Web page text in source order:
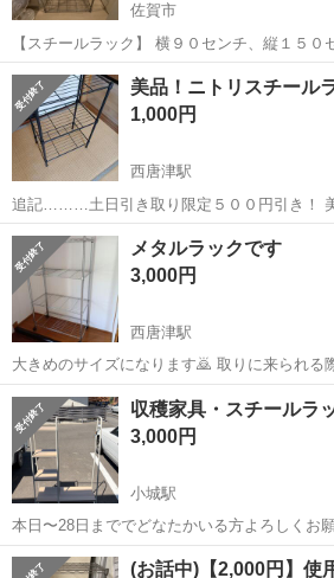
佐賀市
【スチールラック】 横９０センチ、縦１５０センチ、奥行き４５セン
チ シンプルで使いやすいスチールラックです。 収納力があり、リビン
グ・キッチン・洗面所・ガレージ・倉庫など
します。 棚板は丈夫で、...
佐賀 佐賀市 収納家具
美品！ニトリスチール
1,000円
西唐津駅
追記………土日引き取り限定５００円引き！
す。 高さ670 横幅440 奥行290 早い方にお譲りいたしますのでよろし
くお願い致します🙇 お取り引きは佐賀市鍋島
佐賀 唐津市 西唐津駅 収納家具
メタルラックです
3,000円
西唐津駅
大きめのサイズになります🙇 取りに来られる
のかお知らせください! 高さ1550 横幅900 奥
譲りいたしますのでよろしくお願い致します
島町になります🙇
佐賀 唐津市 西唐津駅
収穫家具・スチールラ
3,000円
小城駅
本日〜28日まででどなたかいる方よろしくお願
佐賀 小城市 小城駅 収納家具 よ
(お話中)【2,000円】使